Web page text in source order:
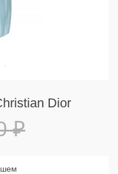
Dior
₽